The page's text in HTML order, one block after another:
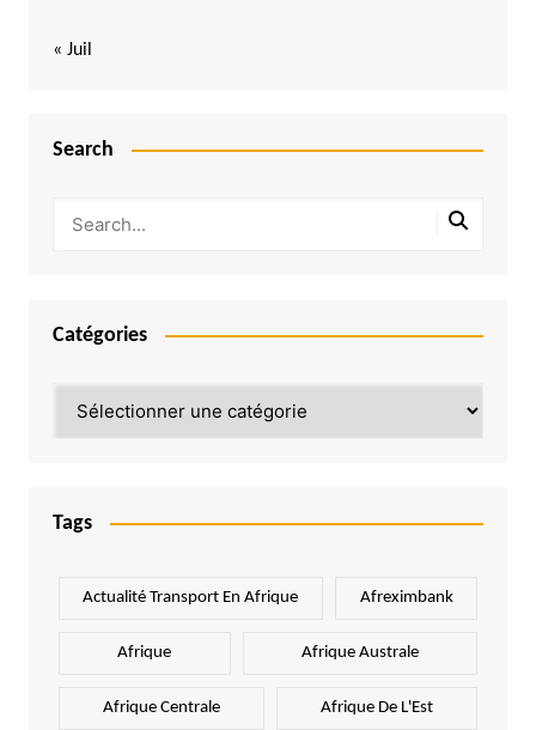
« Juil
Search
Catégories
Tags
Actualité Transport En Afrique Afreximbank
Afrique Afrique Australe
Afrique Centrale Afrique De L'Est